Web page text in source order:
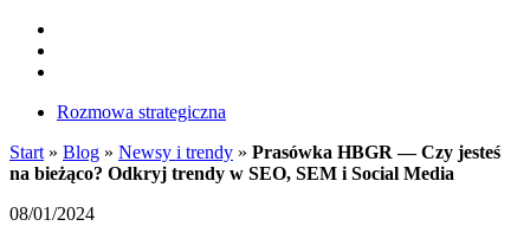
Rozmowa strategiczna
Start » Blog » Newsy i trendy » Prasówka HBGR — Czy jesteś
na bieżąco? Odkryj trendy w SEO, SEM i Social Media
08/01/2024